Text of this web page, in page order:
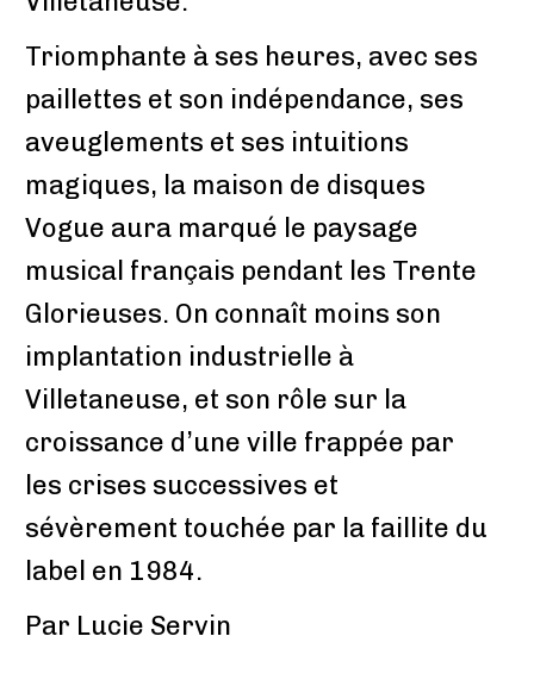
Triomphante à ses heures, avec ses
paillettes et son indépendance, ses
aveuglements et ses intuitions
magiques, la maison de disques
Vogue aura marqué le paysage
musical français pendant les Trente
Glorieuses. On connaît moins son
implantation industrielle à
Villetaneuse, et son rôle sur la
croissance d’une ville frappée par
les crises successives et
sévèrement touchée par la faillite du
label en 1984.
Par Lucie Servin